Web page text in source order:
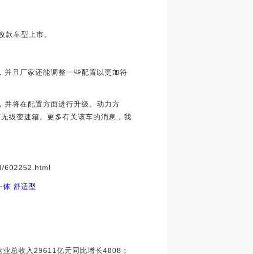
车型上市。
且厂家还能调整一些配置以更加符
将在配置方面进行升级。动力方
级变速箱。更多有关该车的消息，我
舒适型
总收入29611亿元同比增长4808；